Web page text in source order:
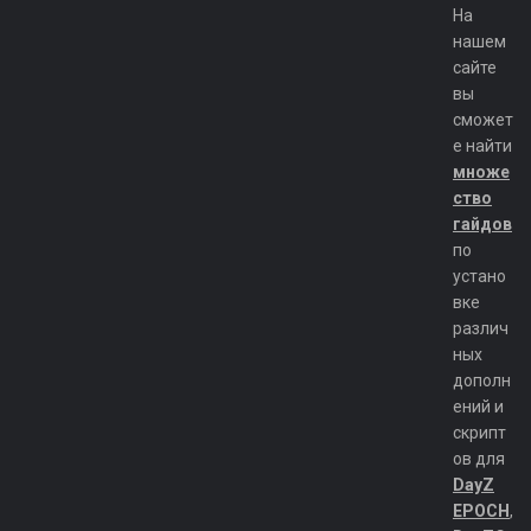
На
нашем
сайте
вы
сможет
е найти
множе
ство
гайдов
по
устано
вке
различ
ных
дополн
ений и
скрипт
ов для
DayZ
EPOCH,